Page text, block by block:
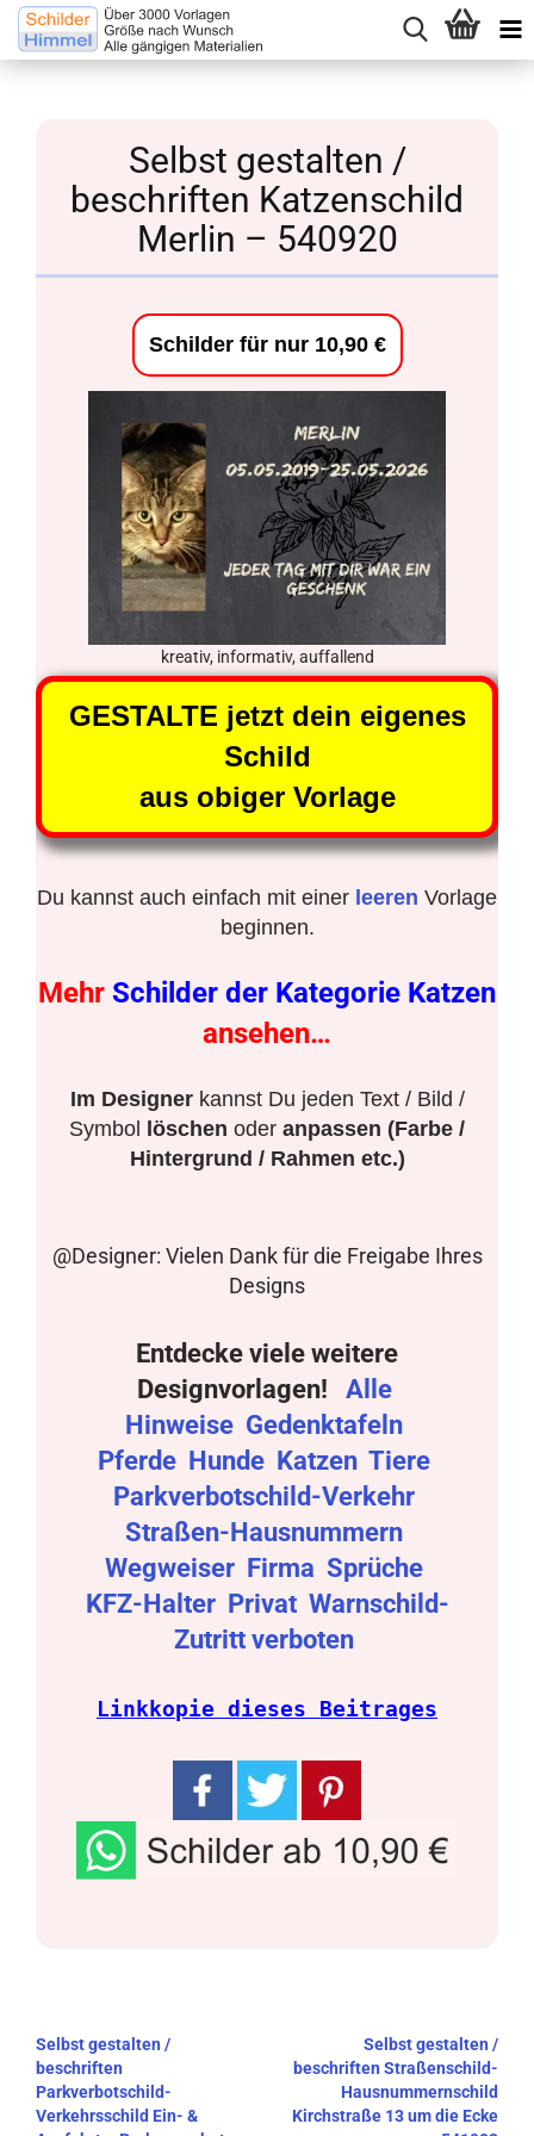
Selbst gestalten /
beschriften Katzenschild
Merlin – 540920
Schilder für nur 10,90 €
kreativ, informativ, auffallend
GESTALTE jetzt dein eigenes
Schild
aus obiger Vorlage
Du kannst auch einfach mit einer leeren Vorlage
beginnen.
Mehr Schilder der Kategorie Katzen
ansehen…
Im Designerkannst Du jeden Text / Bild /
Symbol
löschen oder anpassen (Farbe /
Hintergrund / Rahmen etc.)
@Designer: Vielen Dank für die Freigabe Ihres
Designs
Entdecke viele weitere
Designvorlagen!
Alle
Hinweise Gedenktafeln
Pferde Hunde Katzen Tiere
Parkverbotschild-Verkehr
Straßen-Hausnummern
Wegweiser Firma Sprüche
KFZ-Halter Privat Warnschild-
Zutritt verboten
Linkkopie dieses Beitrages
Beitragsnavigation
Selbst gestalten /
beschriften
Parkverbotschild-
Verkehrsschild Ein- &
Selbst gestalten /
beschriften Straßenschild-
Hausnummernschild
Kirchstraße 13 um die Ecke